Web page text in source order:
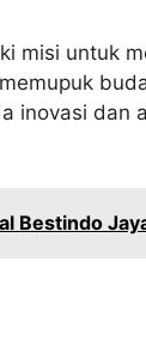
misi untuk
inovasi dan
Bestindo